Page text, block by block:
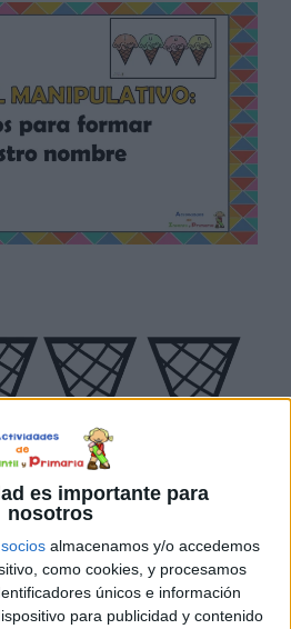
es importante para
nosotros
socios almacenamos y/o accedemos
como cookies, y procesamos
únicos e información
para publicidad y contenido